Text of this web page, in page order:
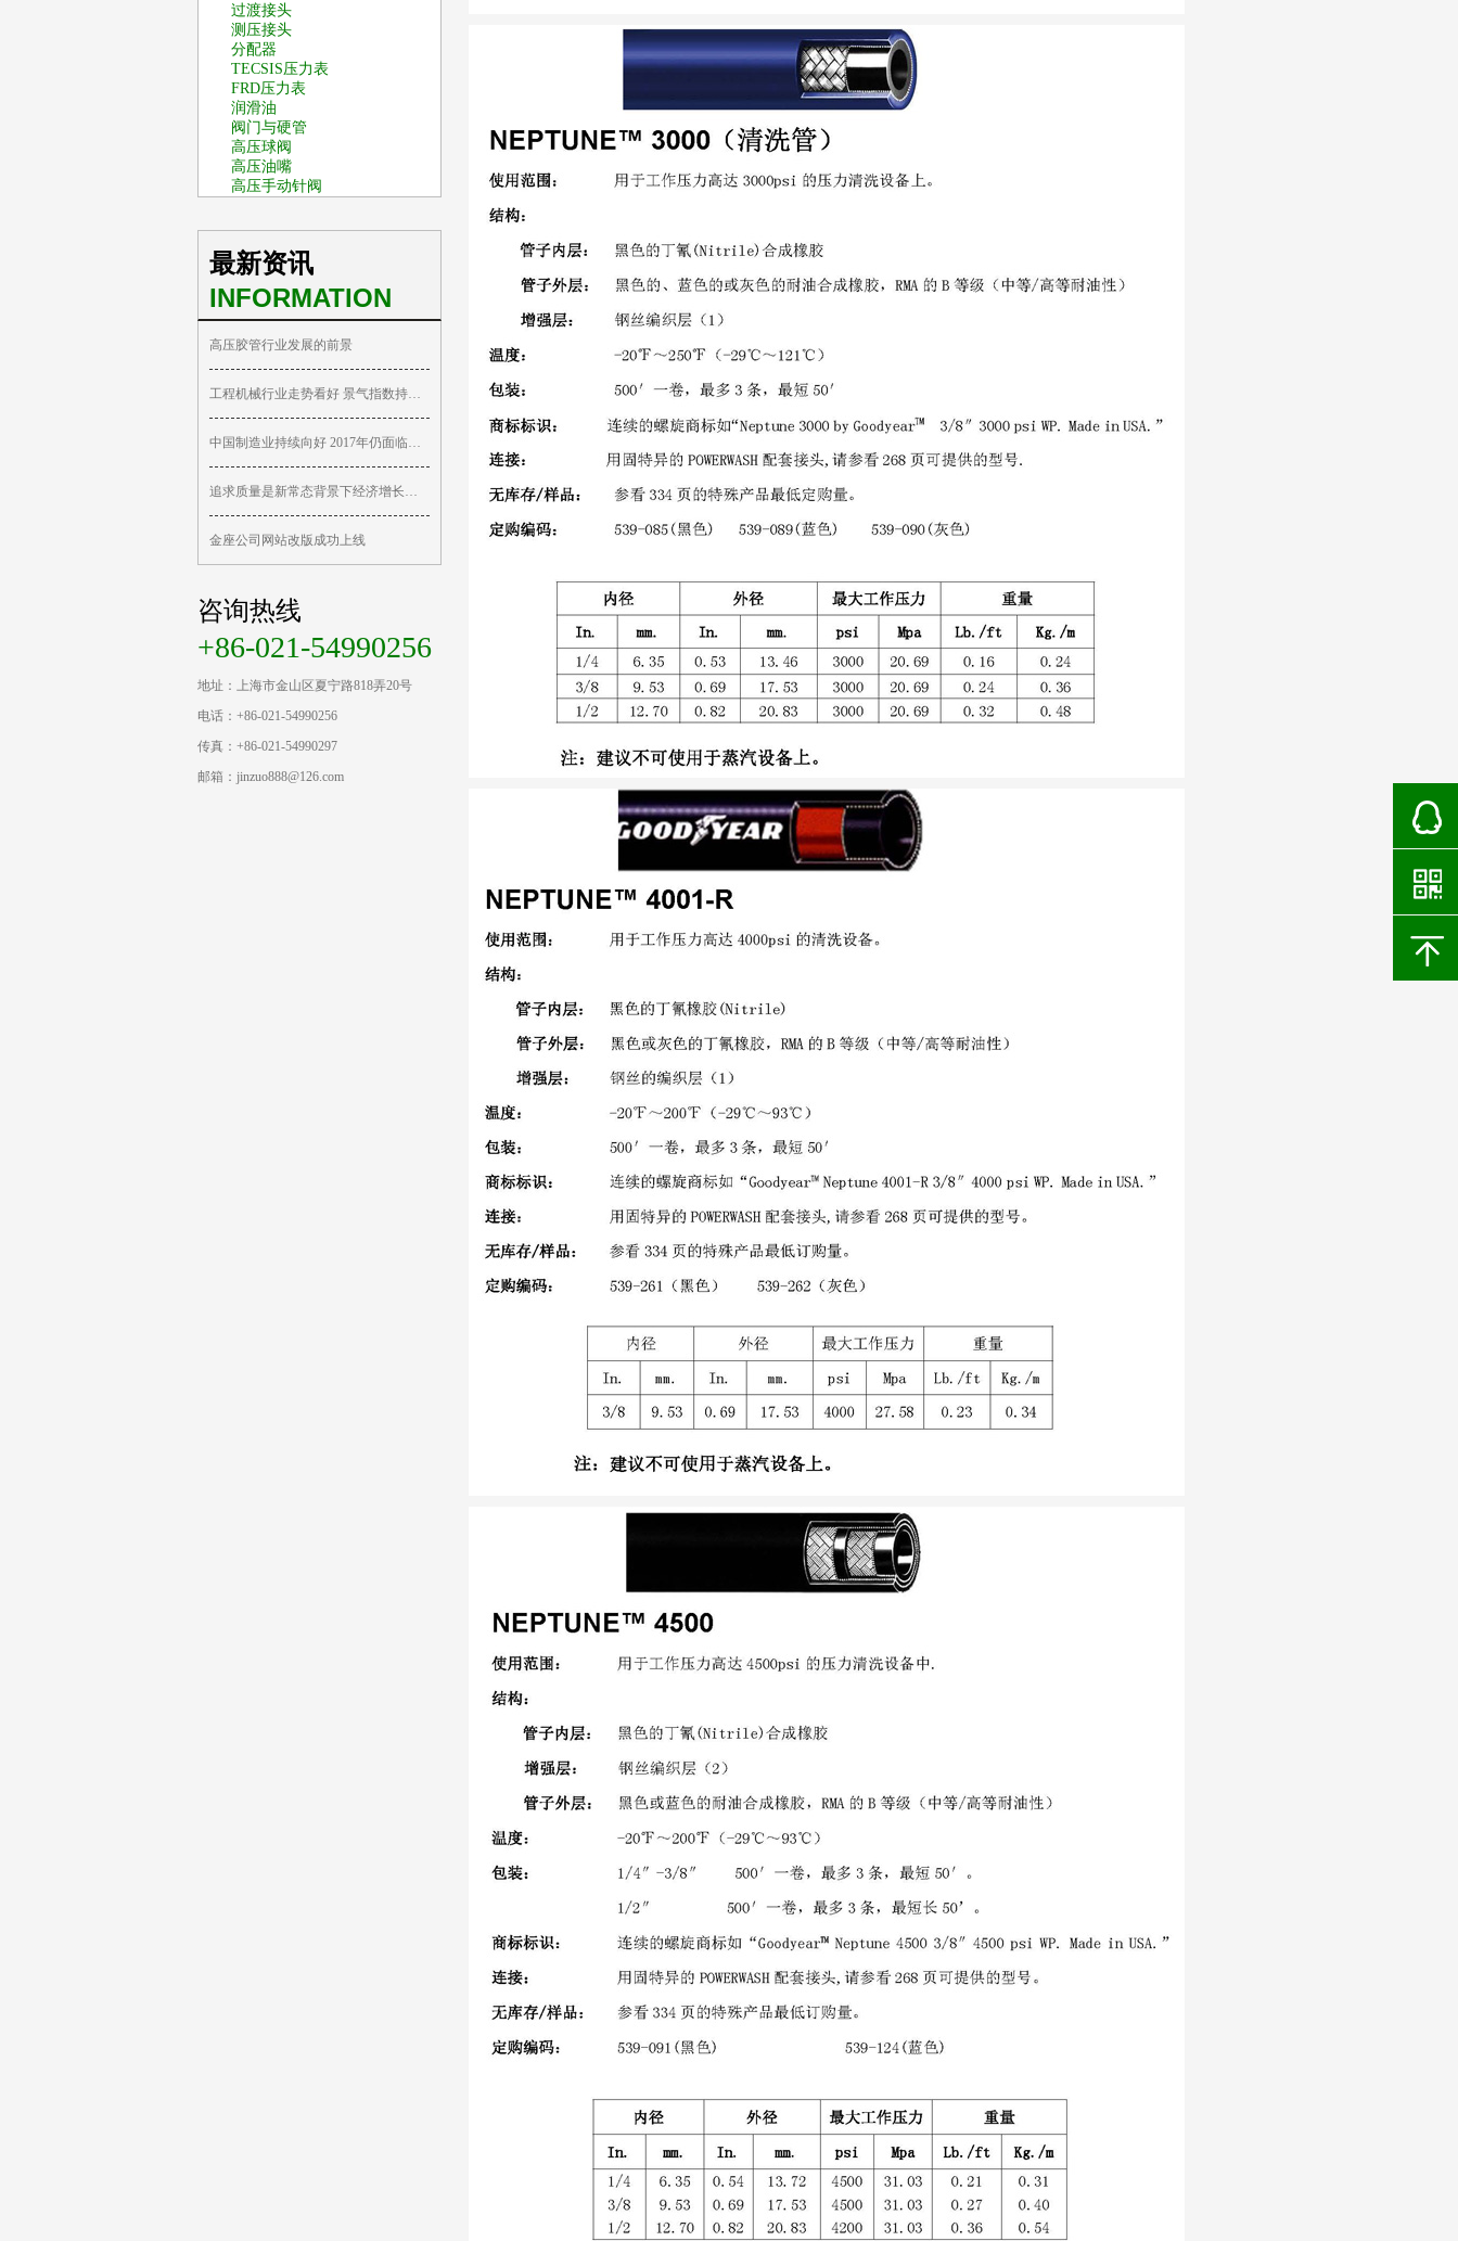
过渡接头
测压接头
分配器
TECSIS压力表
FRD压力表
润滑油
阀门与硬管
高压球阀
高压油嘴
高压手动针阀
最新资讯
INFORMATION
高压胶管行业发展的前景
工程机械行业走势看好 景气指数持续回升
中国制造业持续向好 2017年仍面临重重挑战
追求质量是新常态背景下经济增长的关键
金座公司网站改版成功上线
咨询热线
+86-021-54990256
地址：上海市金山区夏宁路818弄20号
电话：+86-021-54990256
传真：+86-021-54990297
邮箱：jinzuo888@126.com